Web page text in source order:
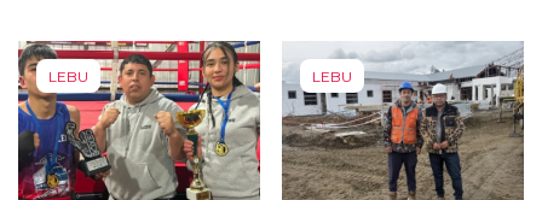
LEBU LEBU